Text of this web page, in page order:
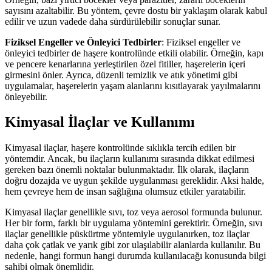
sayısını azaltabilir. Bu yöntem, çevre dostu bir yaklaşım olarak kabul
edilir ve uzun vadede daha sürdürülebilir sonuçlar sunar.
Fiziksel Engeller ve Önleyici Tedbirler: Fiziksel engeller ve
önleyici tedbirler de haşere kontrolünde etkili olabilir. Örneğin, kapı
ve pencere kenarlarına yerleştirilen özel fitiller, haşerelerin içeri
girmesini önler. Ayrıca, düzenli temizlik ve atık yönetimi gibi
uygulamalar, haşerelerin yaşam alanlarını kısıtlayarak yayılmalarını
önleyebilir.
Kimyasal İlaçlar ve Kullanımı
Kimyasal ilaçlar, haşere kontrolünde sıklıkla tercih edilen bir
yöntemdir. Ancak, bu ilaçların kullanımı sırasında dikkat edilmesi
gereken bazı önemli noktalar bulunmaktadır. İlk olarak, ilaçların
doğru dozajda ve uygun şekilde uygulanması gereklidir. Aksi halde,
hem çevreye hem de insan sağlığına olumsuz etkiler yaratabilir.
Kimyasal ilaçlar genellikle sıvı, toz veya aerosol formunda bulunur.
Her bir form, farklı bir uygulama yöntemini gerektirir. Örneğin, sıvı
ilaçlar genellikle püskürtme yöntemiyle uygulanırken, toz ilaçlar
daha çok çatlak ve yarık gibi zor ulaşılabilir alanlarda kullanılır. Bu
nedenle, hangi formun hangi durumda kullanılacağı konusunda bilgi
sahibi olmak önemlidir.